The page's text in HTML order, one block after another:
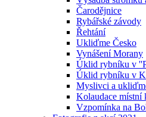
Čarodějnice
Rybářské závody
Řehtání
Ukliďme Česko
Vynášení Morany
Úklid rybníku v
Úklid rybníku v
Myslivci a
Kolaudace místní
Vzpomínka na